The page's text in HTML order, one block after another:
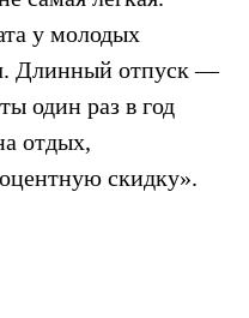
у молодых
Длинный отпуск —
один раз в год
отдых,
скидку».